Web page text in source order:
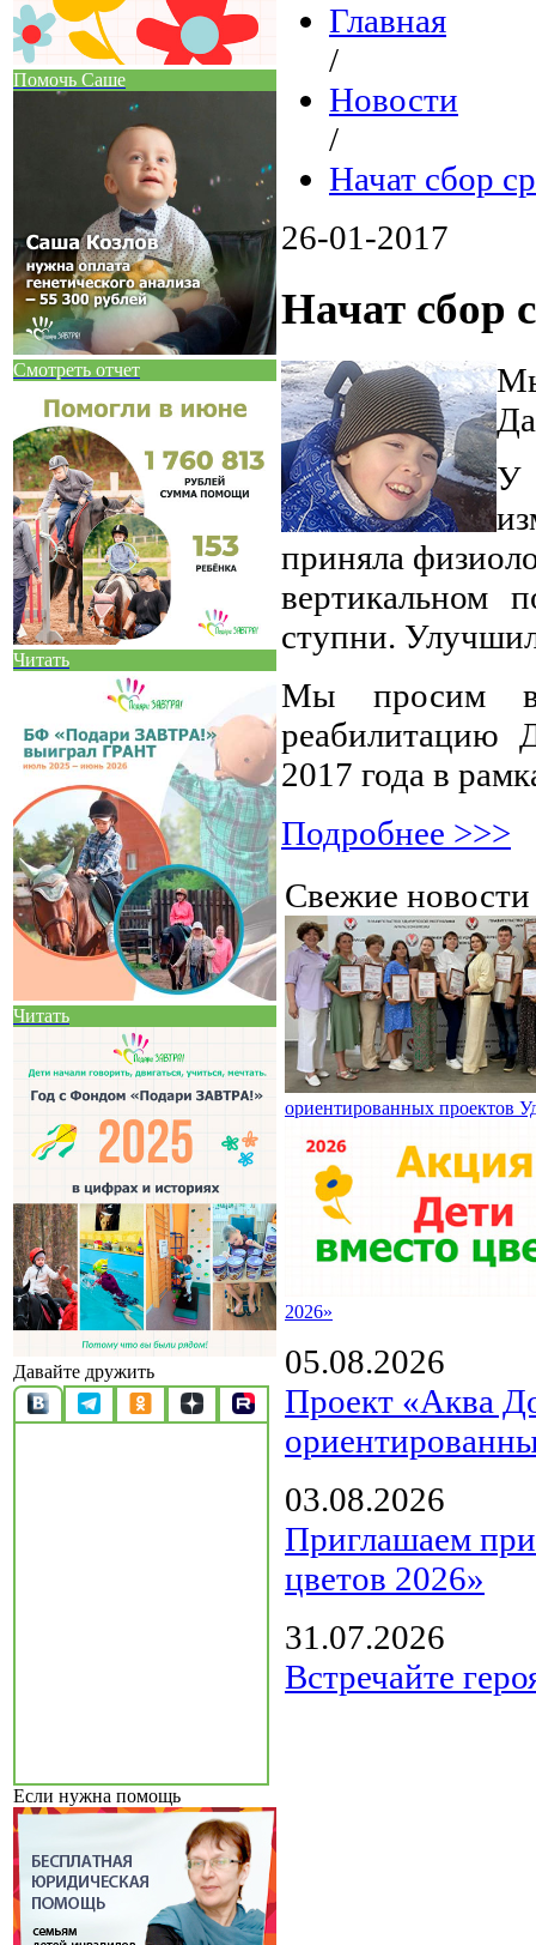
Помочь Саше
Смотреть отчет
Читать
Читать
Давайте дружить
Если нужна помощь
Главная
/
Новости
/
Начат сбор
26-01-2017
Начат сбор
У
приняла
вертикальном
ступни.
Мы просим
реабилитацию
2017 года в
Подробнее >>>
Свежие
ориентированных проектов
2026»
05.08.2026
Проект «Аква
03.08.2026
Приглашаем
цветов 2026»
31.07.2026
Встречайте